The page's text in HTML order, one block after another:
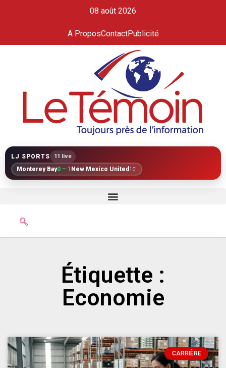
08 août 2026
A ProposContactPublicité
LJ SPORTS 11 live
Monterey Bay0 – 1 New Mexico United 10'
Étiquette :
Economie
CARRIÈRE